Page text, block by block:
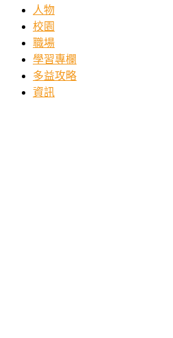
人物
校園
職場
學習專欄
多益攻略
資訊